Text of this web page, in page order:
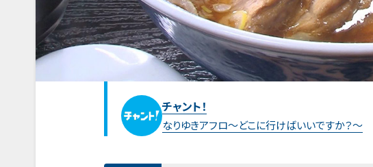
チャント！
なりゆきアフロ～どこに行けばいいですか？～